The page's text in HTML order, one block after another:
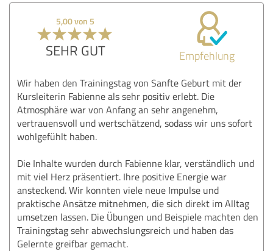
5,00 von 5
SEHR GUT Empfehlung
Wir haben den Trainingstag von Sanfte Geburt mit der
Kursleiterin Fabienne als sehr positiv erlebt. Die
Atmosphäre war von Anfang an sehr angenehm,
vertrauensvoll und wertschätzend, sodass wir uns sofort
wohlgefühlt haben.
Die Inhalte wurden durch Fabienne klar, verständlich und
mit viel Herz präsentiert. Ihre positive Energie war
ansteckend. Wir konnten viele neue Impulse und
praktische Ansätze mitnehmen, die sich direkt im Alltag
umsetzen lassen. Die Übungen und Beispiele machten den
Trainingstag sehr abwechslungsreich und haben das
Gelernte greifbar gemacht.